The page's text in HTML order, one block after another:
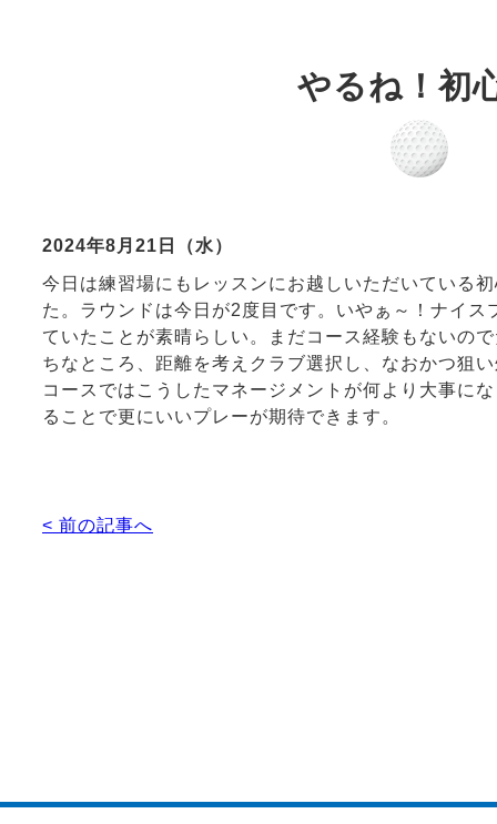
やるね！初
2024年8月21日（水）
今日は練習場にもレッスンにお越しいただいている
た。ラウンドは今日が2度目です。いやぁ～！ナイ
ていたことが素晴らしい。まだコース経験もないの
ちなところ、距離を考えクラブ選択し、なおかつ狙
コースではこうしたマネージメントが何より大事に
ることで更にいいプレーが期待できます。
< 前の記事へ